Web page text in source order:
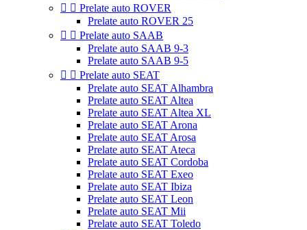
  Prelate auto ROVER
Prelate auto ROVER 25
  Prelate auto SAAB
Prelate auto SAAB 9-3
Prelate auto SAAB 9-5
  Prelate auto SEAT
Prelate auto SEAT Alhambra
Prelate auto SEAT Altea
Prelate auto SEAT Altea XL
Prelate auto SEAT Arona
Prelate auto SEAT Arosa
Prelate auto SEAT Ateca
Prelate auto SEAT Cordoba
Prelate auto SEAT Exeo
Prelate auto SEAT Ibiza
Prelate auto SEAT Leon
Prelate auto SEAT Mii
Prelate auto SEAT Toledo